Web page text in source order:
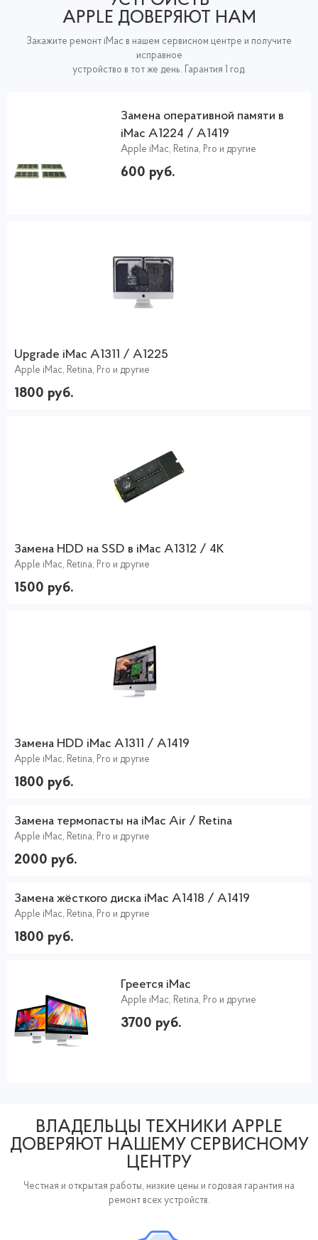
APPLE ДОВЕРЯЮТ НАМ
Закажите ремонт iMac в нашем сервисном центре и получите
исправное
устройство в тот же день. Гарантия 1 год.
Замена оперативной памяти в
iMac A1224 / A1419
Apple iMac, Retina, Pro и другие
600 руб.
Upgrade iMac A1311 / A1225
Apple iMac, Retina, Pro и другие
1800 руб.
Замена HDD на SSD в iMac A1312 / 4K
Apple iMac, Retina, Pro и другие
1500 руб.
Замена HDD iMac A1311 / A1419
Apple iMac, Retina, Pro и другие
1800 руб.
Замена термопасты на iMac Air / Retina
Apple iMac, Retina, Pro и другие
2000 руб.
Замена жёсткого диска iMac A1418 / A1419
Apple iMac, Retina, Pro и другие
1800 руб.
Греется iMac
Apple iMac, Retina, Pro и другие
3700 руб.
ВЛАДЕЛЬЦЫ ТЕХНИКИ APPLE
ДОВЕРЯЮТ НАШЕМУ СЕРВИСНОМУ
ЦЕНТРУ
Честная и открытая работы, низкие цены и годовая гарантия на
ремонт всех устройств.